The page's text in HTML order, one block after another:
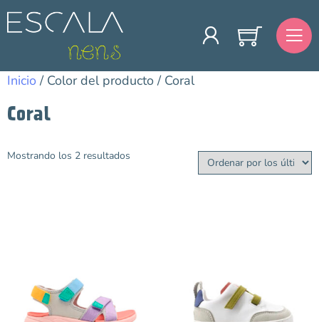
Inicio / Color del producto / Coral
Coral
Niño
Mostrando los 2 resultados